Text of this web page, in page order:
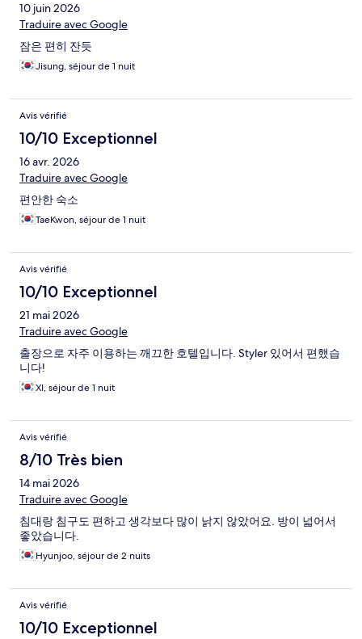
10 juin 2026
Traduire avec Google
잠은 편히 잔듯
Jisung, séjour de 1 nuit
Avis vérifié
10/10 Exceptionnel
16 avr. 2026
Traduire avec Google
편안한 숙소
TaeKwon, séjour de 1 nuit
Avis vérifié
10/10 Exceptionnel
21 mai 2026
Traduire avec Google
출장으로 자주 이용하는 깨끄한 호텔입니다. Styler 있어서 편했습
니다!
XI, séjour de 1 nuit
Avis vérifié
8/10 Très bien
14 mai 2026
Traduire avec Google
침대랑 침구도 편하고 생각보다 많이 낡지 않았어요. 방이 넓어서
좋았습니다.
Hyunjoo, séjour de 2 nuits
Avis vérifié
10/10 Exceptionnel